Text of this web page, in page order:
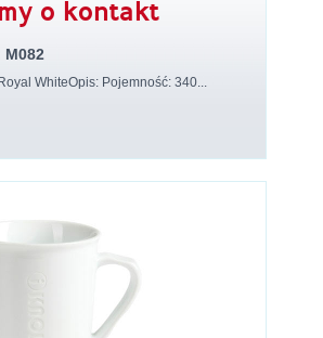
o kontakt
WhiteOpis: Pojemność: 340...